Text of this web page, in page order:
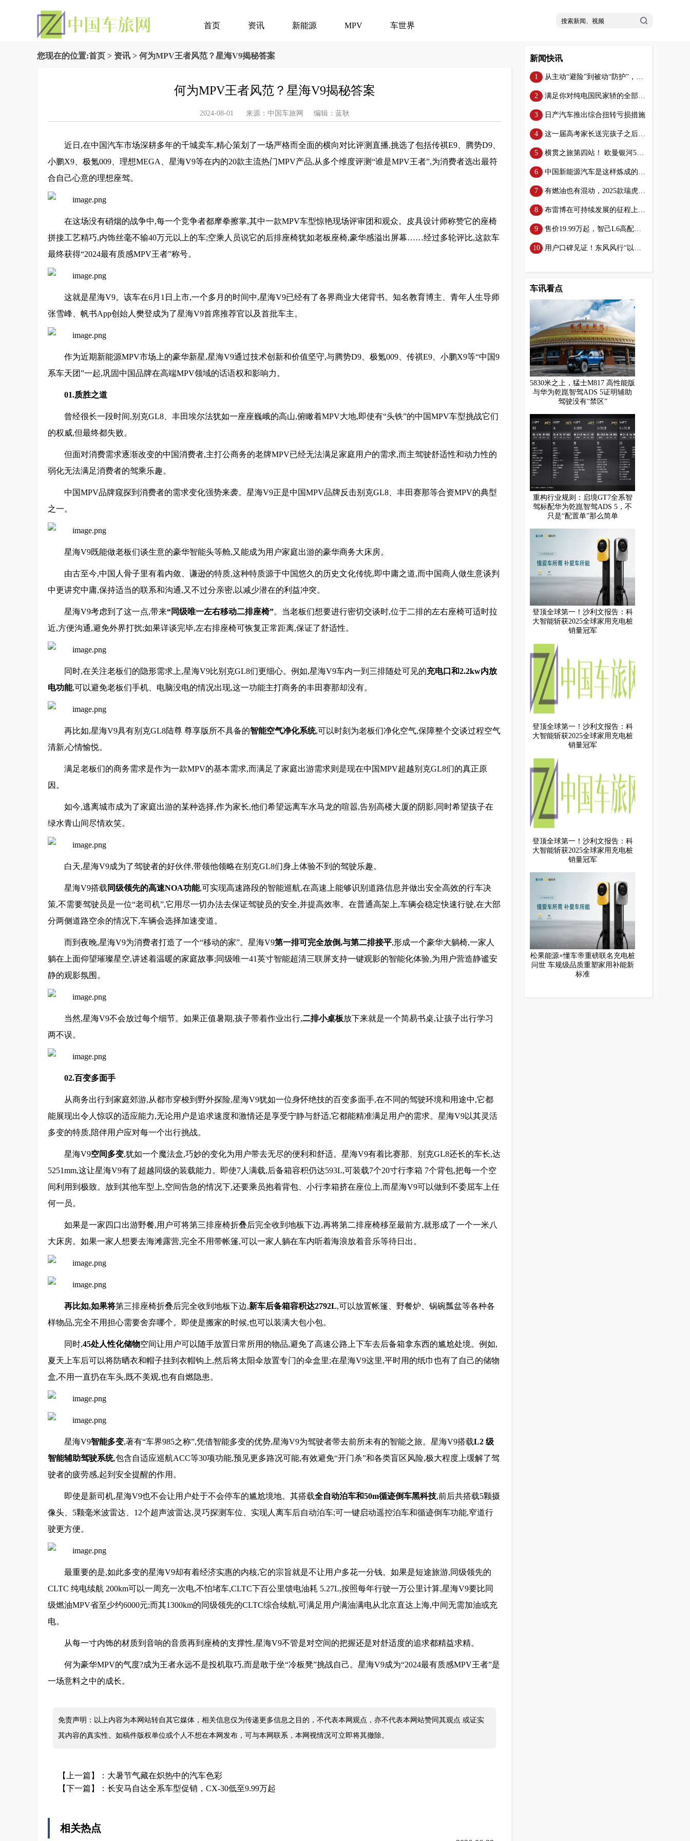
首页 资讯 新能源 MPV 车世界
您现在的位置:首页 > 资讯 > 何为MPV王者风范？星海V9揭秘答案
何为MPV王者风范？星海V9揭秘答案
2024-08-01 来源：中国车旅网 编辑：蓝耿
近日,在中国汽车市场深耕多年的千城卖车,精心策划了一场严格而全面的横向对比评测直播,挑选了包括传祺E9、腾势D9、
小鹏X9、极氪009、理想MEGA、星海V9等在内的20款主流热门MPV产品,从多个维度评测“谁是MPV王者”,为消费者选出最符
合自己心意的理想座驾。
在这场没有硝烟的战争中,每一个竞争者都摩拳擦掌,其中一款MPV车型惊艳现场评审团和观众。皮具设计师称赞它的座椅
拼接工艺精巧,内饰丝毫不输40万元以上的车;空乘人员说它的后排座椅犹如老板座椅,豪华感溢出屏幕……经过多轮评比,这款车
最终获得“2024最有质感MPV王者”称号。
这就是星海V9。该车在6月1日上市,一个多月的时间中,星海V9已经有了各界商业大佬背书。知名教育博主、青年人生导师
张雪峰、帆书App创始人樊登成为了星海V9首席推荐官以及首批车主。
作为近期新能源MPV市场上的豪华新星,星海V9通过技术创新和价值坚守,与腾势D9、极氪009、传祺E9、小鹏X9等“中国9
系车天团”一起,巩固中国品牌在高端MPV领域的话语权和影响力。
01.质胜之道
曾经很长一段时间,别克GL8、丰田埃尔法犹如一座座巍峨的高山,俯瞰着MPV大地,即使有“头铁”的中国MPV车型挑战它们
的权威,但最终都失败。
但面对消费需求逐渐改变的中国消费者,主打公商务的老牌MPV已经无法满足家庭用户的需求,而主驾驶舒适性和动力性的
弱化无法满足消费者的驾乘乐趣。
中国MPV品牌窥探到消费者的需求变化强势来袭。星海V9正是中国MPV品牌反击别克GL8、丰田赛那等合资MPV的典型
之一。
星海V9既能做老板们谈生意的豪华智能头等舱,又能成为用户家庭出游的豪华商务大床房。
由古至今,中国人骨子里有着内敛、谦逊的特质,这种特质源于中国悠久的历史文化传统,即中庸之道,而中国商人做生意谈判
中更讲究中庸,保持适当的联系和沟通,又不过分亲密,以减少潜在的利益冲突。
星海V9考虑到了这一点,带来“同级唯一左右移动二排座椅”。当老板们想要进行密切交谈时,位于二排的左右座椅可适时拉
近,方便沟通,避免外界打扰;如果详谈完毕,左右排座椅可恢复正常距离,保证了舒适性。
同时,在关注老板们的隐形需求上,星海V9比别克GL8们更细心。例如,星海V9车内一到三排随处可见的充电口和2.2kw内放
电功能,可以避免老板们手机、电脑没电的情况出现,这一功能主打商务的丰田赛那却没有。
再比如,星海V9具有别克GL8陆尊 尊享版所不具备的智能空气净化系统,可以时刻为老板们净化空气,保障整个交谈过程空气
清新,心情愉悦。
满足老板们的商务需求是作为一款MPV的基本需求,而满足了家庭出游需求则是现在中国MPV超越别克GL8们的真正原
因。
如今,逃离城市成为了家庭出游的某种选择,作为家长,他们希望远离车水马龙的喧嚣,告别高楼大厦的阴影,同时希望孩子在
绿水青山间尽情欢笑。
白天,星海V9成为了驾驶者的好伙伴,带领他领略在别克GL8们身上体验不到的驾驶乐趣。
星海V9搭载 同级领先的高速NOA功能,可实现高速路段的智能巡航,在高速上能够识别道路信息并做出安全高效的行车决
策,不需要驾驶员是一位“老司机”,它用尽一切办法去保证驾驶员的安全,并提高效率。在普通高架上,车辆会稳定快速行驶,在大部
分两侧道路空余的情况下,车辆会选择加速变道。
而到夜晚,星海V9为消费者打造了一个“移动的家”。星海V9第一排可完全放倒,与第二排接平,形成一个豪华大躺椅,一家人
躺在上面仰望璀璨星空,讲述着温暖的家庭故事;同级唯一41英寸智能超清三联屏支持一键观影的智能化体验,为用户营造静谧安
静的观影氛围。
当然,星海V9不会放过每个细节。如果正值暑期,孩子带着作业出行,二排小桌板放下来就是一个简易书桌,让孩子出行学习
两不误。
02.百变多面手
从商务出行到家庭郊游,从都市穿梭到野外探险,星海V9犹如一位身怀绝技的百变多面手,在不同的驾驶环境和用途中,它都
能展现出令人惊叹的适应能力,无论用户是追求速度和激情还是享受宁静与舒适,它都能精准满足用户的需求。星海V9以其灵活
多变的特质,陪伴用户应对每一个出行挑战。
星海V9空间多变,犹如一个魔法盒,巧妙的变化为用户带去无尽的便利和舒适。星海V9有着比赛那、别克GL8还长的车长,达
5251mm,这让星海V9有了超越同级的装载能力。即使7人满载,后备箱容积仍达593L,可装载7个20寸行李箱 7个背包,把每一个空
间利用到极致。放到其他车型上,空间告急的情况下,还要乘员抱着背包、小行李箱挤在座位上,而星海V9可以做到不委屈车上任
何一员。
如果是一家四口出游野餐,用户可将第三排座椅折叠后完全收到地板下边,再将第二排座椅移至最前方,就形成了一个一米八
大床房。如果一家人想要去海滩露营,完全不用带帐篷,可以一家人躺在车内听着海浪放着音乐等待日出。
再比如,如果将第三排座椅折叠后完全收到地板下边,新车后备箱容积达2792L,可以放置帐篷、野餐炉、锅碗瓢盆等各种各
样物品,完全不用担心需要舍弃哪个。即使是搬家的时候,也可以装满大包小包。
同时,45处人性化储物空间让用户可以随手放置日常所用的物品,避免了高速公路上下车去后备箱拿东西的尴尬处境。例如,
夏天上车后可以将防晒衣和帽子挂到衣帽钩上,然后将太阳伞放置专门的伞盒里;在星海V9这里,平时用的纸巾也有了自己的储物
盒,不用一直扔在车头,既不美观,也有自燃隐患。
星海V9智能多变,著有“车界985之称”,凭借智能多变的优势,星海V9为驾驶者带去前所未有的智能之旅。星海V9搭载L2 级
智能辅助驾驶系统,包含自适应巡航ACC等30项功能,预见更多路况可能,有效避免“开门杀”和各类盲区风险,极大程度上缓解了驾
驶者的疲劳感,起到安全提醒的作用。
即使是新司机,星海V9也不会让用户处于不会停车的尴尬境地。其搭载全自动泊车和50m循迹倒车黑科技,前后共搭载5颗摄
像头、5颗毫米波雷达、12个超声波雷达,灵巧探测车位、实现人离车后自动泊车;可一键启动遥控泊车和循迹倒车功能,窄道行
驶更方便。
最重要的是,如此多变的星海V9却有着经济实惠的内核,它的宗旨就是不让用户多花一分钱。如果是短途旅游,同级领先的
CLTC 纯电续航 200km可以一周充一次电,不怕堵车,CLTC下百公里馈电油耗 5.27L,按照每年行驶一万公里计算,星海V9要比同
级燃油MPV省至少约6000元;而其1300km的同级领先的CLTC综合续航,可满足用户满油满电从北京直达上海,中间无需加油或充
电。
从每一寸内饰的材质到音响的音质再到座椅的支撑性,星海V9不管是对空间的把握还是对舒适度的追求都精益求精。
何为豪华MPV的气度?成为王者永远不是投机取巧,而是敢于坐“冷板凳”挑战自己。星海V9成为“2024最有质感MPV王者”是
一场意料之中的成长。
免责声明：以上内容为本网站转自其它媒体，相关信息仅为传递更多信息之目的，不代表本网观点，亦不代表本网站赞同其观点 或证实
其内容的真实性。如稿件版权单位或个人不想在本网发布，可与本网联系，本网视情况可立即将其撤除。
【上一篇】： 大暑节气藏在炽热中的汽车色彩
【下一篇】： 长安马自达全系车型促销，CX-30低至9.99万起
相关热点
新闻快讯
从主动“避险”到被动“防护”，欧拉闪电猫以无形守护你的有型
满足你对纯电国民家轿的全部想象，一汽丰田bZ3即将上市
日产汽车推出综合扭转亏损措施
这一届高考家长送完孩子之后直接把车子改成了移动休息室
横贯之旅第四站！ 欧曼银河580燃气车挑战崎岖山路 超长下坡 高效可靠的完美展现
中国新能源汽车是这样炼成的，江铃集团新能源的工厂亮了
有燃油也有混动，2025款瑞虎9正式上市，15.29万元起
布雷博在可持续发展的征程上再创辉煌：可再生能源使用达75%，二氧化碳排放量下降
售价19.99万起，智己L6高配低价席卷新能源市场
用户口碑见证！东风风行“以旧换新”活动助力创富之旅
车讯看点
5830米之上，猛士M817 高性能版
与华为乾崑智驾ADS 5证明辅助
驾驶没有“禁区”
重构行业规则：启境GT7全系智
驾标配华为乾崑智驾ADS 5，不
只是“配置单”那么简单
登顶全球第一！沙利文报告：科
大智能斩获2025全球家用充电桩
销量冠军
登顶全球第一！沙利文报告：科
大智能斩获2025全球家用充电桩
销量冠军
登顶全球第一！沙利文报告：科
大智能斩获2025全球家用充电桩
销量冠军
松果能源×懂车帝重磅联名充电桩
问世 车规级品质重塑家用补能新
标准